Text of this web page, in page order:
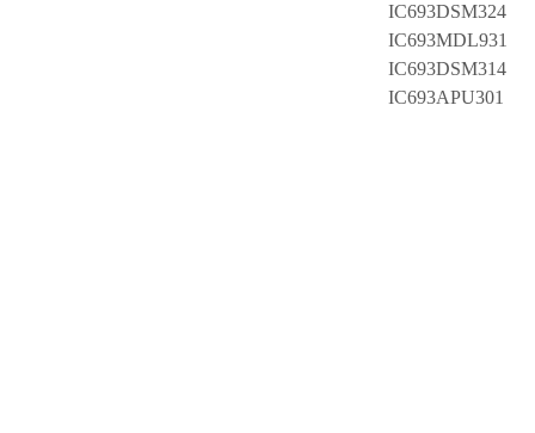
IC693DSM324
IC693MDL931
IC693DSM314
IC693APU301